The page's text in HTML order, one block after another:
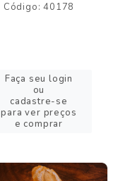
Código: 40178
Faça seu login
ou
cadastre-se
para ver preços
e comprar